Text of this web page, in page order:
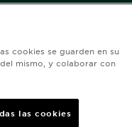
Roll On
Oops!! some error
for more details!!
cookies se guarden en su
mismo, y colaborar con
las cookies